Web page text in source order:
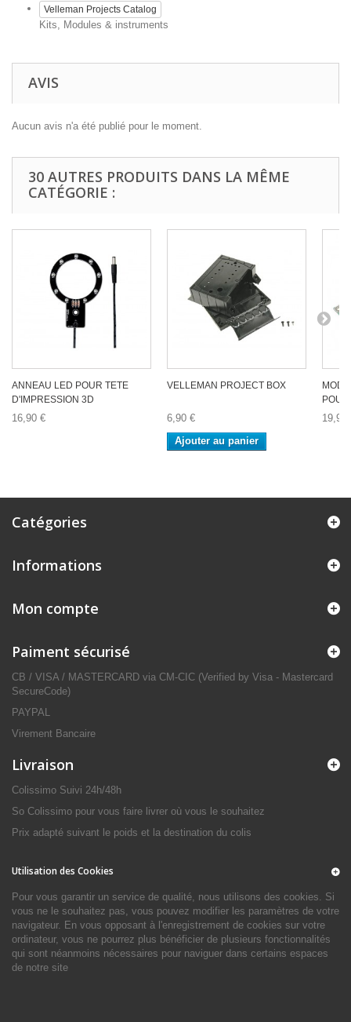
Velleman Projects Catalog
Kits, Modules & instruments
AVIS
Aucun avis n'a été publié pour le moment.
30 AUTRES PRODUITS DANS LA MÊME
CATÉGORIE :
ANNEAU LED POUR TETE
D'IMPRESSION 3D
16,90 €
VELLEMAN PROJECT BOX
6,90 €
Ajouter au panier
19,90
Catégories
Informations
Mon compte
Paiment sécurisé
CB / VISA / MASTERCARD via CM-CIC (Verified by Visa - Mastercard
SecureCode)
PAYPAL
Virement Bancaire
Livraison
Colissimo Suivi 24h/48h
So Colissimo pour vous faire livrer où vous le souhaitez
Prix adapté suivant le poids et la destination du colis
Utilisation des Cookies
Pour vous garantir un service de qualité, nous utilisons des cookies. Si
vous ne le souhaitez pas, vous pouvez modifier les paramètres de votre
navigateur. En vous opposant à l'enregistrement de cookies sur votre
ordinateur, vous ne pourrez plus bénéficier de plusieurs fonctionnalités
qui sont néanmoins nécessaires pour naviguer dans certains espaces
de notre site